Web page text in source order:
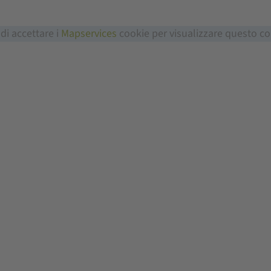
accettare i Mapservices cookie per visualizzare questo